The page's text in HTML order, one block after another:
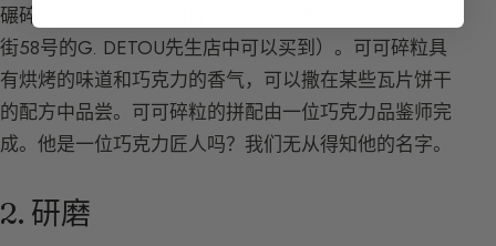
碾碎后的产物称为可可碎粒（在巴黎第二区Tiquetonne
街58号的G. DETOU先生店中可以买到）。可可碎粒具
有烘烤的味道和巧克力的香气，可以撒在某些瓦片饼干
的配方中品尝。可可碎粒的拼配由一位巧克力品鉴师完
成。他是一位巧克力匠人吗？我们无从得知他的名字。
2. 研磨